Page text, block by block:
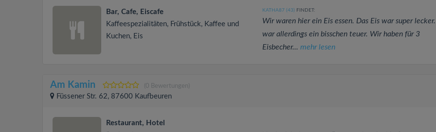
Bar, Cafe, Eiscafe
Kaffeespezialitäten, Frühstück, Kaffee und
Kuchen, Eis
KATHA87 (43) FINDET:
Wir waren hier ein Eis essen. Das Eis war super lecker.
war allerdings ein bisschen teuer. Wir haben für 3
Eisbecher... mehr lesen
Am Kamin (0 Bewertungen)
Füssener Str. 62, 87600 Kaufbeuren
Restaurant, Hotel